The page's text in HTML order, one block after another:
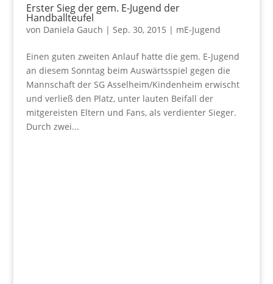
Erster Sieg der gem. E-Jugend der
Handballteufel
von Daniela Gauch | Sep. 30, 2015 | mE-Jugend
Einen guten zweiten Anlauf hatte die gem. E-Jugend
an diesem Sonntag beim Auswärtsspiel gegen die
Mannschaft der SG Asselheim/Kindenheim erwischt
und verließ den Platz, unter lauten Beifall der
mitgereisten Eltern und Fans, als verdienter Sieger.
Durch zwei...